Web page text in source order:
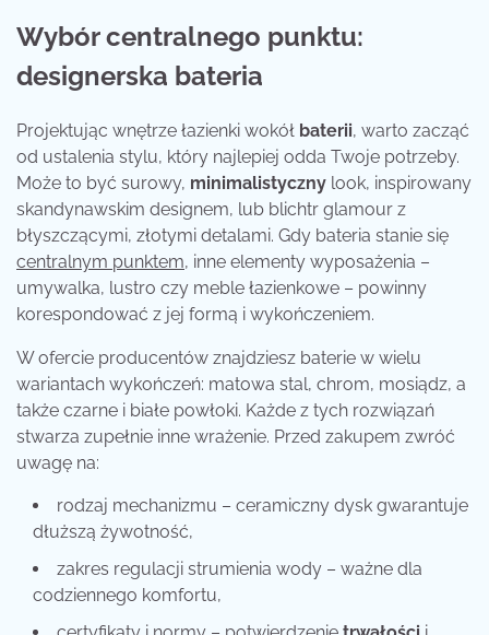
Wybór centralnego punktu:
designerska bateria
Projektując wnętrze łazienki wokół baterii, warto zacząć
od ustalenia stylu, który najlepiej odda Twoje potrzeby.
Może to być surowy, minimalistyczny look, inspirowany
skandynawskim designem, lub blichtr glamour z
błyszczącymi, złotymi detalami. Gdy bateria stanie się
centralnym punktem, inne elementy wyposażenia –
umywalka, lustro czy meble łazienkowe – powinny
korespondować z jej formą i wykończeniem.
W ofercie producentów znajdziesz baterie w wielu
wariantach wykończeń: matowa stal, chrom, mosiądz, a
także czarne i białe powłoki. Każde z tych rozwiązań
stwarza zupełnie inne wrażenie. Przed zakupem zwróć
uwagę na:
rodzaj mechanizmu – ceramiczny dysk gwarantuje
dłuższą żywotność,
zakres regulacji strumienia wody – ważne dla
codziennego komfortu,